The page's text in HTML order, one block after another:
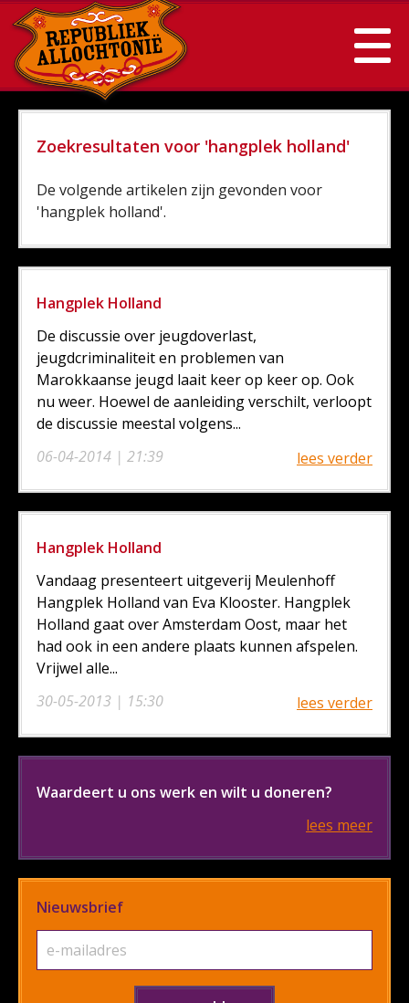
Zoekresultaten voor 'hangplek holland'
De volgende artikelen zijn gevonden voor
'hangplek holland'.
Hangplek Holland
06-04-2014 | 21:39
De discussie over jeugdoverlast,
jeugdcriminaliteit en problemen van
Marokkaanse jeugd laait keer op keer op. Ook
nu weer. Hoewel de aanleiding verschilt, verloopt
de discussie meestal volgens...
lees verder
Hangplek Holland
30-05-2013 | 15:30
Vandaag presenteert uitgeverij Meulenhoff
Hangplek Holland van Eva Klooster. Hangplek
Holland gaat over Amsterdam Oost, maar het
had ook in een andere plaats kunnen afspelen.
Vrijwel alle...
lees verder
Waardeert u ons werk en wilt u doneren?
lees meer
Nieuwsbrief